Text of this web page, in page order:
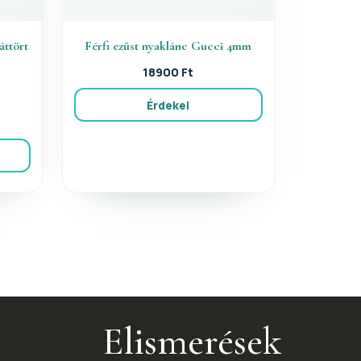
Férfi ezüst nyaklánc Gucci 4mm
18900 Ft
Érdekel
Elismerések